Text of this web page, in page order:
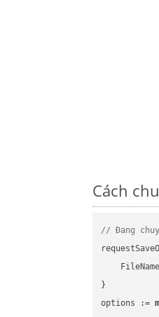
Cách
// Đang
}
options :=